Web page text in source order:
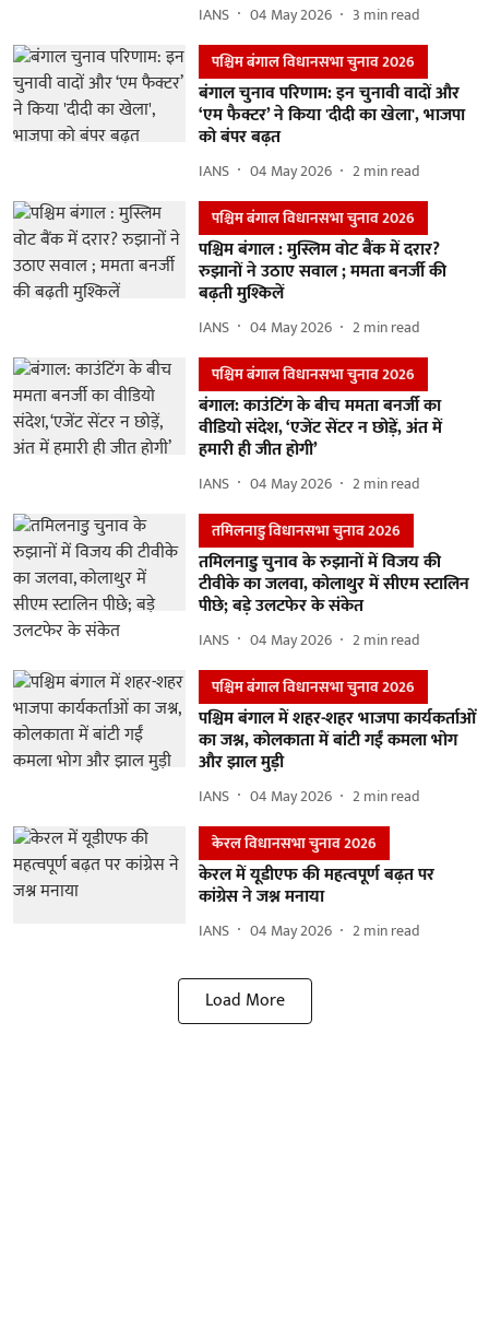
IANS 04 May 2026 3 min read
पश्चिम बंगाल विधानसभा चुनाव 2026
बंगाल चुनाव परिणाम: इन चुनावी वादों और
‘एम फैक्टर’ ने किया 'दीदी का खेला', भाजपा
को बंपर बढ़त
IANS 04 May 2026 2min read
पश्चिम बंगाल विधानसभा चुनाव 2026
पश्चिम बंगाल : मुस्लिम वोट बैंक में दरार?
रुझानों ने उठाए सवाल ; ममता बनर्जी की
बढ़ती मुश्किलें
IANS 04 May 2026 2min read
पश्चिम बंगाल विधानसभा चुनाव 2026
बंगाल: काउंटिंग के बीच ममता बनर्जी का
वीडियो संदेश, ‘एजेंट सेंटर न छोड़ें, अंत में
हमारी ही जीत होगी’
IANS 04 May 2026 2min read
तमिलनाडु विधानसभा चुनाव 2026
तमिलनाडु चुनाव के रुझानों में विजय की
टीवीके का जलवा, कोलाथुर में सीएम स्टालिन
पीछे; बड़े उलटफेर के संकेत
IANS 04 May 2026 2min read
पश्चिम बंगाल विधानसभा चुनाव 2026
पश्चिम बंगाल में शहर-शहर भाजपा कार्यकर्ताओं
का जश्न, कोलकाता में बांटी गईं कमला भोग
और झाल मुड़ी
IANS 04 May 2026 2min read
केरल विधानसभा चुनाव 2026
केरल में यूडीएफ की महत्वपूर्ण बढ़त पर
कांग्रेस ने जश्न मनाया
IANS 04 May 2026 2min read
Load More